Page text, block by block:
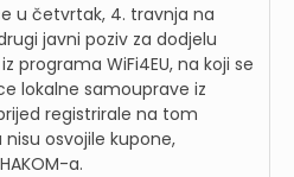
u četvrtak, 4. travnja na
javni poziv za dodjelu
programa WiFi4EU, na koji se
lokalne samouprave iz
registrirale na tom
osvojile kupone,
a.